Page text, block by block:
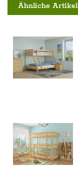
Ähnliche Artikel